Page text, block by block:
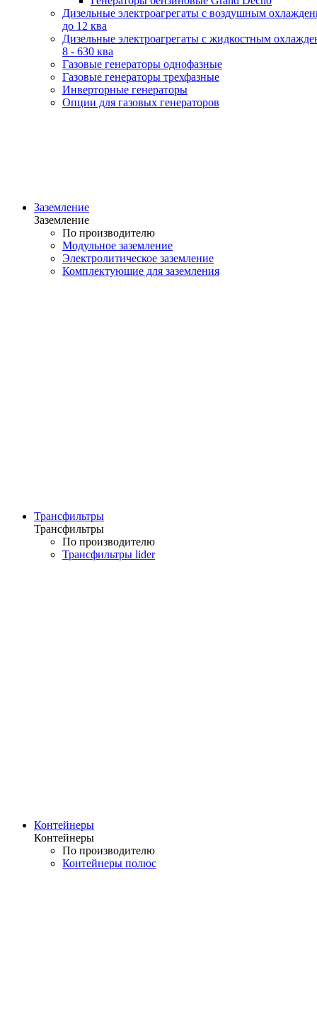
Дизельные электроагрегаты с воздушным
до 12 ква
Дизельные электроагрегаты с жидкостным
8 - 630 ква
Газовые генераторы однофазные
Газовые генераторы трехфазные
Инверторные генераторы
Опции для газовых генераторов
Заземление
Заземление
По производителю
Модульное заземление
Электролитическое заземление
Комплектующие для заземления
Трансфильтры
Трансфильтры
По производителю
Трансфильтры lider
Контейнеры
Контейнеры
По производителю
Контейнеры полюс